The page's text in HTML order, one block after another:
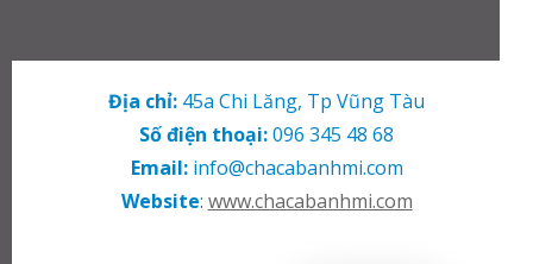
Địa chỉ: 45a Chi Lăng, Tp Vũng Tàu
Số điện thoại:096 345 48 68
Email:info@chacabanhmi.com
Website: www.chacabanhmi.com